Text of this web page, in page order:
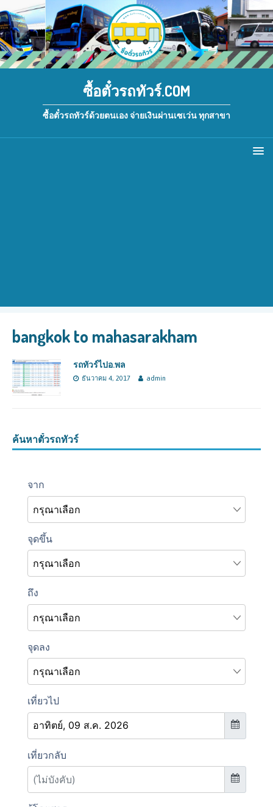
ซื้อตั๋วรถทัวร์.COM
ซื้อตั๋วรถทัวร์ด้วยตนเอง จ่ายเงินผ่านเซเว่น ทุกสาขา
bangkok to mahasarakham
รถทัวร์ไปอ.พล
ธันวาคม 4, 2017 admin
ค้นหาตั๋วรถทัวร์